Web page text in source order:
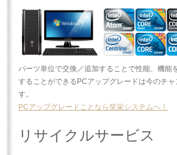
パーツ単位で交換／追加することで性能、機能
することができるPCアップグレードは今のチャ
す。
PCアップグレードことなら笑栄システムへ！
リサイクルサービス